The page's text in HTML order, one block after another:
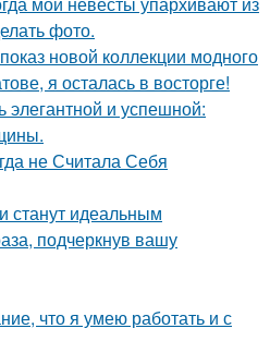
фото.
новой коллекции модного
я осталась в восторге!
элегантной и успешной:
не Считала Себя
станут идеальным
подчеркнув вашу
что я умею работать и с